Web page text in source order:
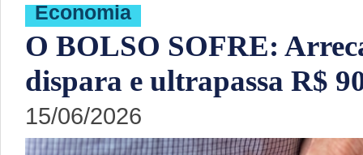
Economia
O BOLSO SOFRE:
dispara e ultrapassa R$
15/06/2026